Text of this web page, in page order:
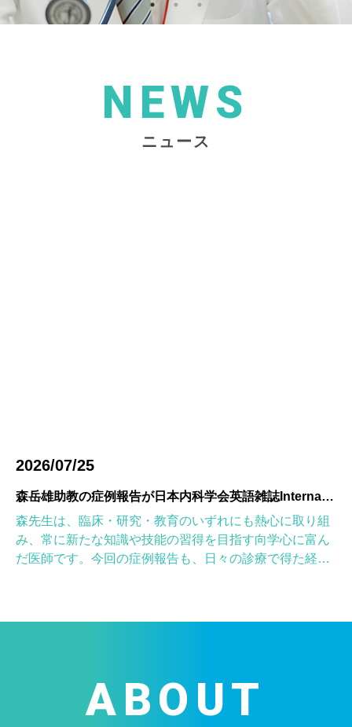
NEWS
ニュース
2026/07/25
森岳雄助教の症例報告が日本内科学会英語雑誌Internal Medicineに掲載されました
森先生は、臨床・研究・教育のいずれにも熱心に取り組
み、常に新たな知識や技能の習得を目指す向学心に富ん
だ医師です。今回の症例報告も、日々の診療で得た経験
ABOUT